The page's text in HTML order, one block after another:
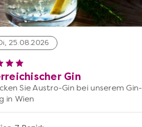
25.08.2026
Gin
Sie Austro-Gin bei unserem Gin-
in Wien